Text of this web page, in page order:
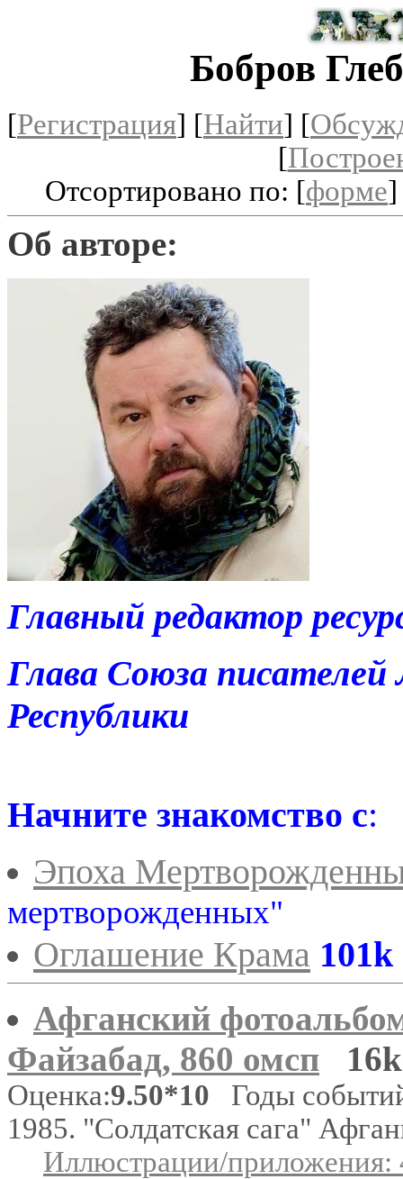
Бобров
[Регистрация] [Найти] [
[
Отсортировано по: [форме
Об авторе:
Главный редактор
Глава Союза писателей
Республики
Начните знакомство с:
Эпоха
мертворожденных"
Оглашение Крама 101k
Афганский
Файзабад, 860 омсп
16k
Оценка:9.50*10 Годы
1985. "Солдатская сага"
Иллюстрации/приложения: